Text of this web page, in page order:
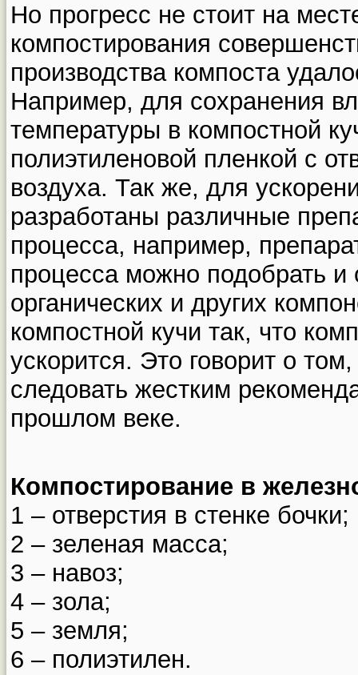
Но прогресс не стоит на
компостирования
производства компоста
Например, для сохранения
температуры в компостной
полиэтиленовой пленкой с
воздуха. Так же, для
разработаны различные
процесса, например,
процесса можно подобрать и
органических и других
компостной кучи так, что
ускорится. Это говорит о
следовать жестким
прошлом веке.
Компостирование в
1 – отверстия в стенке бочки;
2 – зеленая масса;
3 – навоз;
4 – зола;
5 – земля;
6 – полиэтилен.